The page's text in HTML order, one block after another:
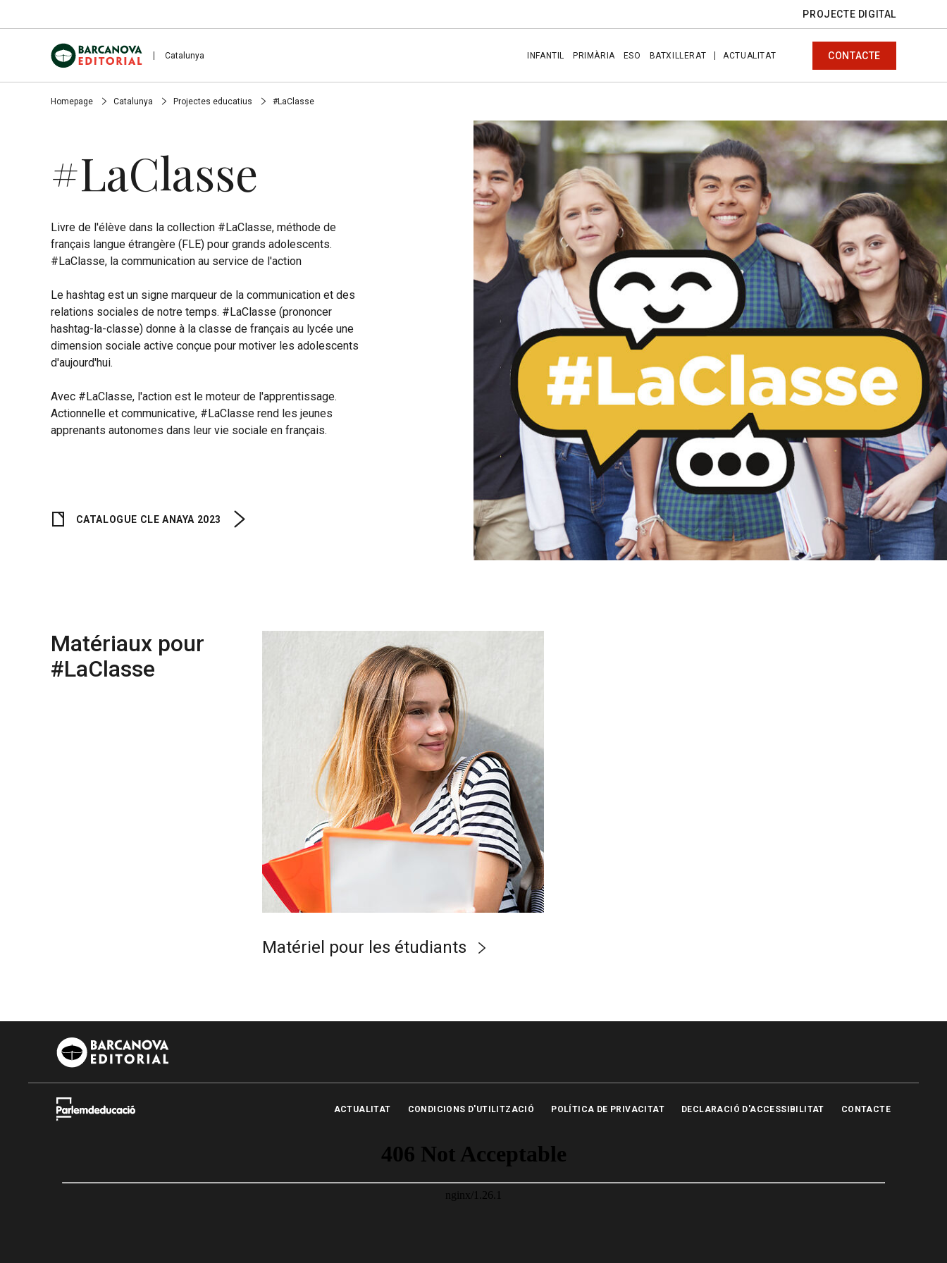
PROJECTE DIGITAL
Catalunya INFANTIL PRIMÀRIA ESO BATXILLERAT ACTUALITAT CONTACTE
Homepage Catalunya Projectes educatius #LaClasse
#LaClasse
Livre de l'élève dans la collection #LaClasse, méthode de
français langue étrangère (FLE) pour grands adolescents.
#LaClasse, la communication au service de l'action
Le hashtag est un signe marqueur de la communication et des
relations sociales de notre temps. #LaClasse (prononcer
hashtag-la-classe) donne à la classe de français au lycée une
dimension sociale active conçue pour motiver les adolescents
d'aujourd'hui.
Avec #LaClasse, l'action est le moteur de l'apprentissage.
Actionnelle et communicative, #LaClasse rend les jeunes
apprenants autonomes dans leur vie sociale en français.
CATALOGUE CLE ANAYA 2023
Matériaux pour
#LaClasse
Matériel pour les étudiants
ACTUALITAT CONDICIONS D'UTILITZACIÓ POLÍTICA DE PRIVACITAT DECLARACIÓ D'ACCESSIBILITAT CONTACTE